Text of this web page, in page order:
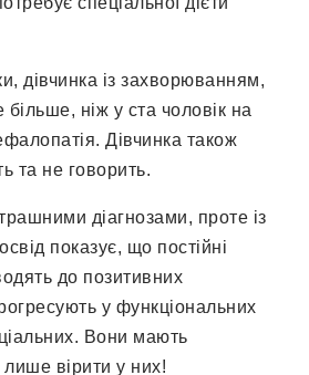
дівчинка із захворюванням,
більше, ніж у ста чоловік на
Дівчинка також
та не говорить.
діагнозами, проте із
показує, що постійні
до позитивних
у функціональних
Вони мають
лише вірити у них!